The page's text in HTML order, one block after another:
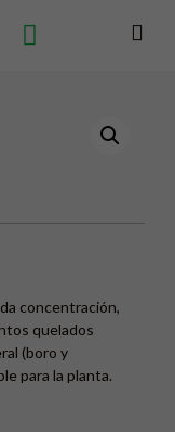
concentración,
quelados
(boro y
para la planta.